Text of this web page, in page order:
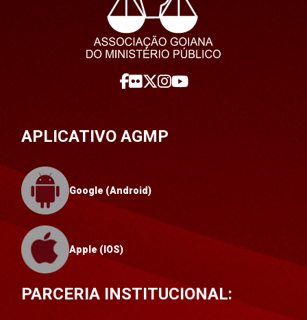
APLICATIVO AGMP
Google (Android)
Apple (IOS)
PARCERIA INSTITUCIONAL: